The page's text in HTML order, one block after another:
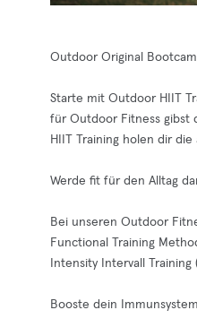
Outdoor Original
Starte mit Outdoor HIIT
für Outdoor Fitness gibst
HIIT Training holen dir
Werde fit für den Alltag
Bei unseren Outdoor
Functional Training
Intensity Intervall
Booste dein